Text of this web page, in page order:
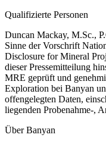
Qualifizierte Personen
Duncan Mackay, M.Sc.,
Sinne der Vorschrift
Disclosure for Mineral
dieser Pressemitteilung
MRE geprüft und
Exploration bei Banyan
offengelegten Daten,
liegenden Probenahme-,
Über Banyan